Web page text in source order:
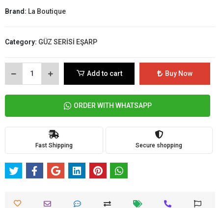
Brand: La Boutique
Category: GÜZ SERİSİ EŞARP
Add to cart Buy Now
ORDER WITH WHATSAPP
Fast Shipping Secure shopping